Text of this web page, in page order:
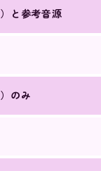
と参考音源
のみ